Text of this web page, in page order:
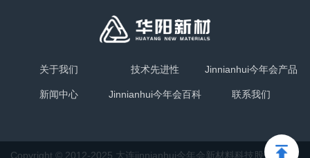
关于我们 技术先进性 Jinnianhui今年会产品
新闻中心 Jinnianhui今年会百科 联系我们
Copyright © 2012-2025 大连jinnianhui今年会新材料科技股份有限